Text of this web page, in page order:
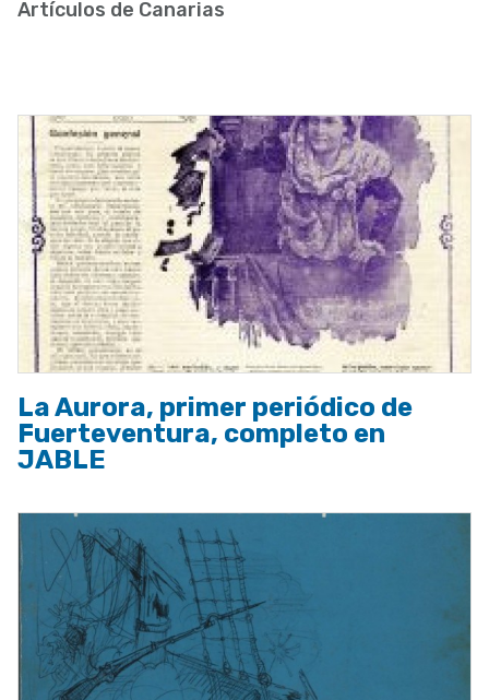
de
la
navegación
Artículos de Canarias
La Aurora, primer periódico de
Fuerteventura, completo en
JABLE